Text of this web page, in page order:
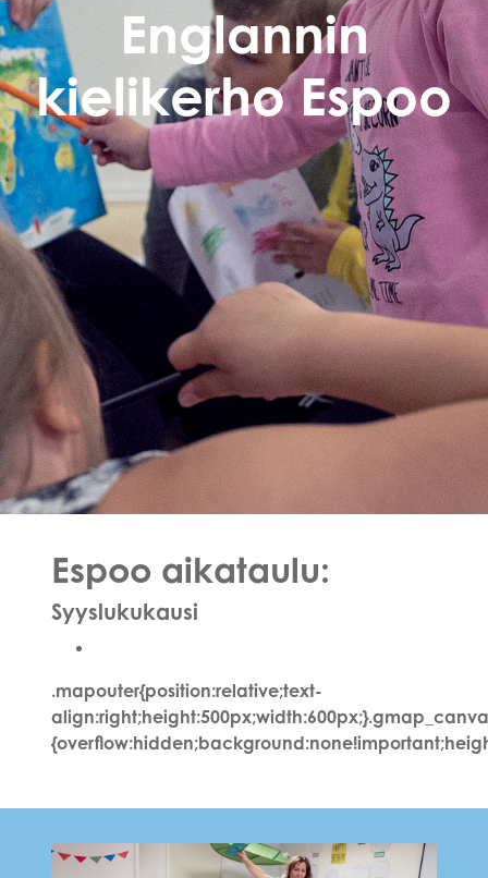
Englannin
kielikerho Espoo
Espoo aikataulu:
Syyslukukausi
.mapouter{position:relative;text-